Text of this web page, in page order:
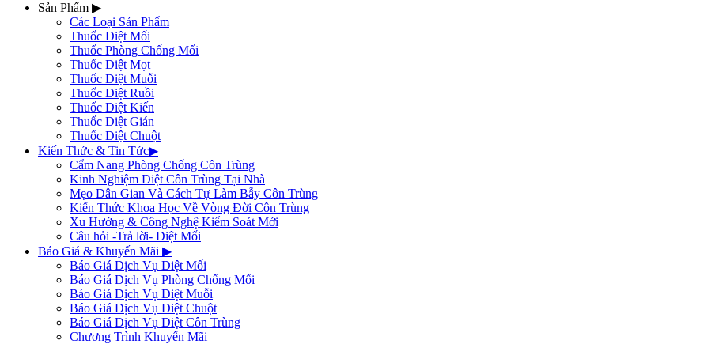
Sản Phẩm ▶
Các Loại Sản Phẩm
Thuốc Diệt Mối
Thuốc Phòng Chống Mối
Thuốc Diệt Mọt
Thuốc Diệt Muỗi
Thuốc Diệt Ruồi
Thuốc Diệt Kiến
Thuốc Diệt Gián
Thuốc Diệt Chuột
Kiến Thức & Tin Tức▶
Cẩm Nang Phòng Chống Côn Trùng
Kinh Nghiệm Diệt Côn Trùng Tại Nhà
Mẹo Dân Gian Và Cách Tự Làm Bẫy Côn Trùng
Kiến Thức Khoa Học Về Vòng Đời Côn Trùng
Xu Hướng & Công Nghệ Kiểm Soát Mới
Câu hỏi -Trả lời- Diệt Mối
Báo Giá & Khuyến Mãi ▶
Báo Giá Dịch Vụ Diệt Mối
Báo Giá Dịch Vụ Phòng Chống Mối
Báo Giá Dịch Vụ Diệt Muỗi
Báo Giá Dịch Vụ Diệt Chuột
Báo Giá Dịch Vụ Diệt Côn Trùng
Chương Trình Khuyến Mãi